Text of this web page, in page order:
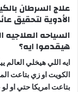
علاج السرطان
الأدوية لتحقيق
السياحه العلاجيه
هيقدموا ايه؟
ايه اللي هيخلي
الكويت او زي بتاعت
بتاعت امريكا حتي او لو